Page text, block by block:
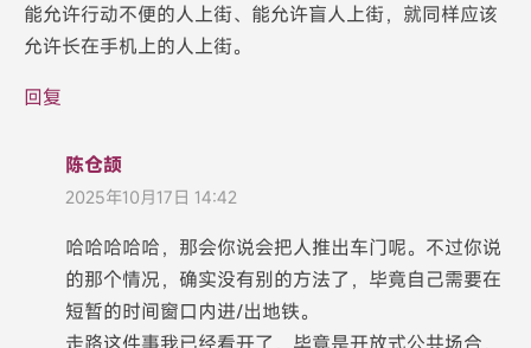
能允许行动不便的人上街、能允许盲人上街，就同样应该
允许长在手机上的人上街。
回复
陈仓颉
2025年10月17日 14:42
哈哈哈哈哈，那会你说会把人推出车门呢。不过你说
的那个情况，确实没有别的方法了，毕竟自己需要在
短暂的时间窗口内进/出地铁。